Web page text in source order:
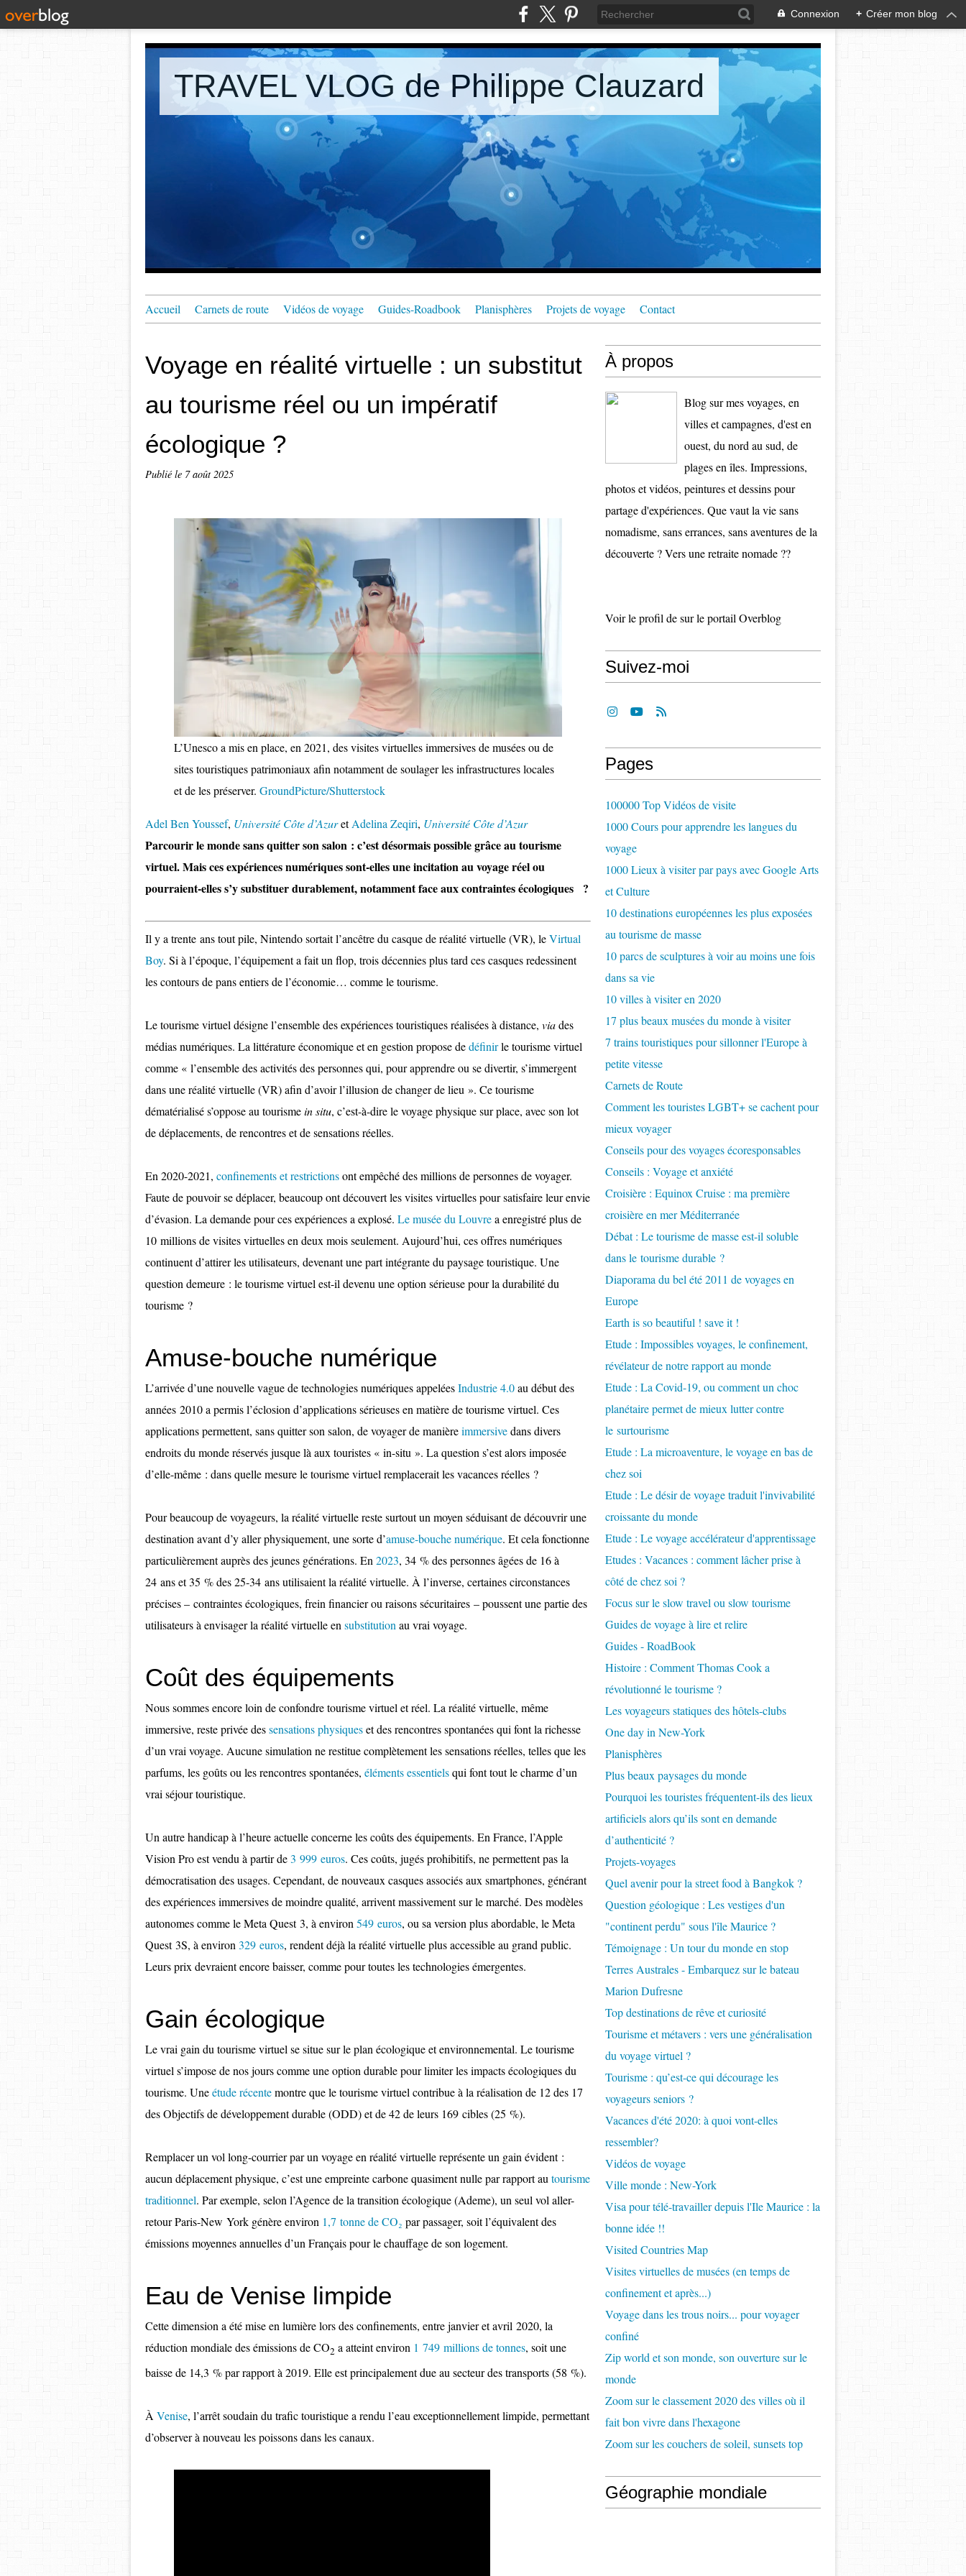
Connexion + Créer mon blog
TRAVEL VLOG de Philippe Clauzard
Accueil Carnets de route Vidéos de voyage Guides-Roadbook Planisphères Projets de voyage Contact
Voyage en réalité virtuelle : un substitut
au tourisme réel ou un impératif
écologique ?
Publié le 7 août 2025
L’Unesco a mis en place, en 2021, des visites virtuelles immersives de musées ou de
sites touristiques patrimoniaux afin notamment de soulager les infrastructures locales
et de les préserver. GroundPicture/Shutterstock
Adel Ben Youssef, Université Côte d’AzuretAdelina Zeqiri, Université Côte d’Azur
Parcourir le monde sans quitter son salon : c’est désormais possible grâce au tourisme
virtuel. Mais ces expériences numériques sont-elles une incitation au voyage réel ou
pourraient-elles s’y substituer durablement, notamment face aux contraintes écologiques ?
Il y a trente ans tout pile, Nintendo sortait l’ancêtre du casque de réalité virtuelle (VR), leVirtual
Boy. Si à l’époque, l’équipement a fait un flop, trois décennies plus tard ces casques redessinent
les contours de pans entiers de l’économie… comme le tourisme.
Le tourisme virtuel désigne l’ensemble des expériences touristiques réalisées à distance, viades
médias numériques. La littérature économique et en gestion propose dedéfinirle tourisme virtuel
comme « l’ensemble des activités des personnes qui, pour apprendre ou se divertir, s’immergent
dans une réalité virtuelle (VR) afin d’avoir l’illusion de changer de lieu ». Ce tourisme
dématérialisé s’oppose au tourismein situ, c’est-à-dire le voyage physique sur place, avec son lot
de déplacements, de rencontres et de sensations réelles.
En 2020-2021, confinements et restrictionsont empêché des millions de personnes de voyager.
Faute de pouvoir se déplacer, beaucoup ont découvert les visites virtuelles pour satisfaire leur envie
d’évasion. La demande pour ces expériences a explosé. Le musée du Louvrea enregistré plus de
10 millions de visites virtuelles en deux mois seulement. Aujourd’hui, ces offres numériques
continuent d’attirer les utilisateurs, devenant une part intégrante du paysage touristique. Une
question demeure : le tourisme virtuel est-il devenu une option sérieuse pour la durabilité du
tourisme ?
Amuse-bouche numérique
L’arrivée d’une nouvelle vague de technologies numériques appeléesIndustrie 4.0au début des
années 2010 a permis l’éclosion d’applications sérieuses en matière de tourisme virtuel. Ces
applications permettent, sans quitter son salon, de voyager de manièreimmersivedans divers
endroits du monde réservés jusque là aux touristes « in-situ ». La question s’est alors imposée
d’elle-même : dans quelle mesure le tourisme virtuel remplacerait les vacances réelles ?
Pour beaucoup de voyageurs, la réalité virtuelle reste surtout un moyen séduisant de découvrir une
destination avant d’y aller physiquement, une sorte d’amuse-bouche numérique. Et cela fonctionne
particulièrement auprès des jeunes générations. En 2023, 34 % des personnes âgées de 16 à
24 ans et 35 % des 25‑34 ans utilisaient la réalité virtuelle. À l’inverse, certaines circonstances
précises – contraintes écologiques, frein financier ou raisons sécuritaires – poussent une partie des
utilisateurs à envisager la réalité virtuelle en substitution au vrai voyage.
Coût des équipements
Nous sommes encore loin de confondre tourisme virtuel et réel. La réalité virtuelle, même
immersive, reste privée dessensations physiqueset des rencontres spontanées qui font la richesse
d’un vrai voyage. Aucune simulation ne restitue complètement les sensations réelles, telles que les
parfums, les goûts ou les rencontres spontanées, éléments essentielsqui font tout le charme d’un
vrai séjour touristique.
Un autre handicap à l’heure actuelle concerne les coûts des équipements. En France, l’Apple
Vision Pro est vendu à partir de3 999 euros. Ces coûts, jugés prohibitifs, ne permettent pas la
démocratisation des usages. Cependant, de nouveaux casques associés aux smartphones, générant
des expériences immersives de moindre qualité, arrivent massivement sur le marché. Des modèles
autonomes comme le Meta Quest 3, à environ 549 euros, ou sa version plus abordable, le Meta
Quest 3S, à environ 329 euros, rendent déjà la réalité virtuelle plus accessible au grand public.
Leurs prix devraient encore baisser, comme pour toutes les technologies émergentes.
Gain écologique
Le vrai gain du tourisme virtuel se situe sur le plan écologique et environnemental. Le tourisme
virtuel s’impose de nos jours comme une option durable pour limiter les impacts écologiques du
tourisme. Uneétude récentemontre que le tourisme virtuel contribue à la réalisation de 12 des 17
des Objectifs de développement durable (ODD) et de 42 de leurs 169 cibles (25 %).
Remplacer un vol long-courrier par un voyage en réalité virtuelle représente un gain évident :
aucun déplacement physique, c’est une empreinte carbone quasiment nulle par rapport au tourisme
traditionnel. Par exemple, selon l’Agence de la transition écologique (Ademe), un seul vol aller-
retour Paris-New York génère environ 1,7 tonne de CO₂ par passager, soit l’équivalent des
émissions moyennes annuelles d’un Français pour le chauffage de son logement.
Eau de Venise limpide
Cette dimension a été mise en lumière lors des confinements, entre janvier et avril 2020, la
réduction mondiale des émissions de CO2 a atteint environ 1 749 millions de tonnes, soit une
baisse de 14,3 % par rapport à 2019. Elle est principalement due au secteur des transports (58 %).
À Venise, l’arrêt soudain du trafic touristique a rendu l’eau exceptionnellement limpide, permettant
d’observer à nouveau les poissons dans les canaux.
À propos
Blog sur mes voyages, en
villes et campagnes, d'est en
ouest, du nord au sud, de
plages en îles. Impressions,
photos et vidéos, peintures et dessins pour
partage d'expériences. Que vaut la vie sans
nomadisme, sans errances, sans aventures de la
découverte ? Vers une retraite nomade ??
Voir le profil desur le portail Overblog
Suivez-moi
Pages
100000 Top Vidéos de visite
1000 Cours pour apprendre les langues du
voyage
1000 Lieux à visiter par pays avec Google Arts
et Culture
10 destinations européennes les plus exposées
au tourisme de masse
10 parcs de sculptures à voir au moins une fois
dans sa vie
10 villes à visiter en 2020
17 plus beaux musées du monde à visiter
7 trains touristiques pour sillonner l'Europe à
petite vitesse
Carnets de Route
Comment les touristes LGBT+ se cachent pour
mieux voyager
Conseils pour des voyages écoresponsables
Conseils : Voyage et anxiété
Croisière : Equinox Cruise : ma première
croisière en mer Méditerranée
Débat : Le tourisme de masse est-il soluble
dans le tourisme durable ?
Diaporama du bel été 2011 de voyages en
Europe
Earth is so beautiful ! save it !
Etude : Impossibles voyages, le confinement,
révélateur de notre rapport au monde
Etude : La Covid-19, ou comment un choc
planétaire permet de mieux lutter contre
le surtourisme
Etude : La microaventure, le voyage en bas de
chez soi
Etude : Le désir de voyage traduit l'invivabilité
croissante du monde
Etude : Le voyage accélérateur d'apprentissage
Etudes : Vacances : comment lâcher prise à
côté de chez soi ?
Focus sur le slow travel ou slow tourisme
Guides de voyage à lire et relire
Guides - RoadBook
Histoire : Comment Thomas Cook a
révolutionné le tourisme ?
Les voyageurs statiques des hôtels-clubs
One day in New-York
Planisphères
Plus beaux paysages du monde
Pourquoi les touristes fréquentent-ils des lieux
artificiels alors qu’ils sont en demande
d’authenticité ?
Projets-voyages
Quel avenir pour la street food à Bangkok ?
Question géologique : Les vestiges d'un
"continent perdu" sous l'île Maurice ?
Témoignage : Un tour du monde en stop
Terres Australes - Embarquez sur le bateau
Marion Dufresne
Top destinations de rêve et curiosité
Tourisme et métavers : vers une généralisation
du voyage virtuel ?
Tourisme : qu’est-ce qui décourage les
voyageurs seniors ?
Vacances d'été 2020: à quoi vont-elles
ressembler?
Vidéos de voyage
Ville monde : New-York
Visa pour télé-travailler depuis l'Ile Maurice : la
bonne idée !!
Visited Countries Map
Visites virtuelles de musées (en temps de
confinement et après...)
Voyage dans les trous noirs... pour voyager
confiné
Zip world et son monde, son ouverture sur le
monde
Zoom sur le classement 2020 des villes où il
fait bon vivre dans l'hexagone
Zoom sur les couchers de soleil, sunsets top
Géographie mondiale